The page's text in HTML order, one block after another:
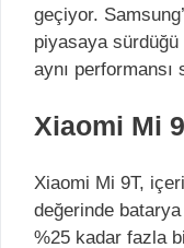
geçiyor.
piyasaya
aynı performansı
Xiaomi Mi
Xiaomi Mi 9T,
değerinde
%25 kadar fazla